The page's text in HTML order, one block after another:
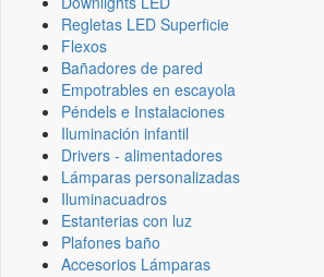
Regletas LED Superficie
Flexos
Bañadores de pared
Empotrables en escayola
Péndels e Instalaciones
Iluminación infantil
Drivers - alimentadores
Lámparas personalizadas
Iluminacuadros
Estanterias con luz
Plafones baño
Accesorios Lámparas